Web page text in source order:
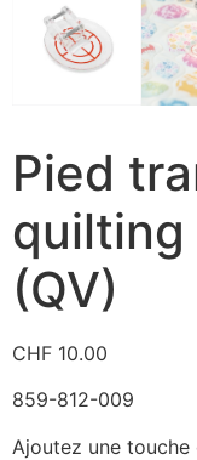
Pied
quilting
(QV)
CHF 10.00
859-812-009
Ajoutez une